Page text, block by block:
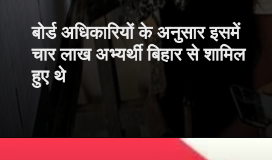
बोर्ड अधिकारियों के अनुसार इसमें
चार लाख अभ्यर्थी बिहार से शामिल
हुए थे